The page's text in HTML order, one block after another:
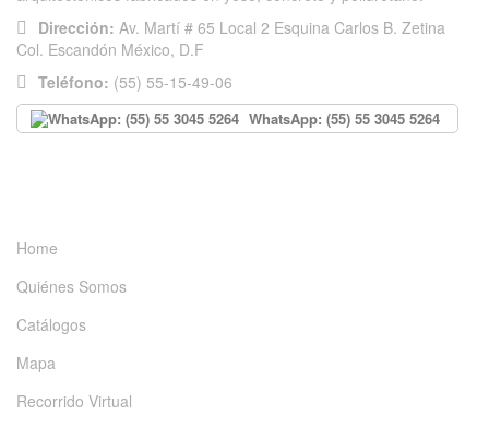
Dirección: Av. Martí # 65 Local 2 Esquina Carlos B. Zetina
Col. Escandón México, D.F
Teléfono: (55) 55-15-49-06
WhatsApp: (55) 55 3045 5264
Home
Quiénes Somos
Catálogos
Mapa
Recorrido Virtual